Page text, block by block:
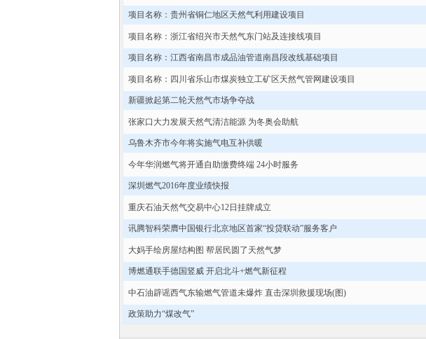
项目名称：贵州省铜仁地区天然气利用建设项目
项目名称：浙江省绍兴市天然气东门站及连接线项目
项目名称：江西省南昌市成品油管道南昌段改线基础项目
项目名称：四川省乐山市煤炭独立工矿区天然气管网建设项目
新疆掀起第二轮天然气市场争夺战
张家口大力发展天然气清洁能源 为冬奥会助航
乌鲁木齐市今年将实施气电互补供暖
今年华润燃气将开通自助缴费终端 24小时服务
深圳燃气2016年度业绩快报
重庆石油天然气交易中心12日挂牌成立
讯腾智科荣膺中国银行北京地区首家“投贷联动”服务客户
大妈手绘房屋结构图 帮居民圆了天然气梦
博燃通联手德国竖威 开启北斗+燃气新征程
中石油辟谣西气东输燃气管道未爆炸 直击深圳救援现场(图)
政策助力“煤改气”